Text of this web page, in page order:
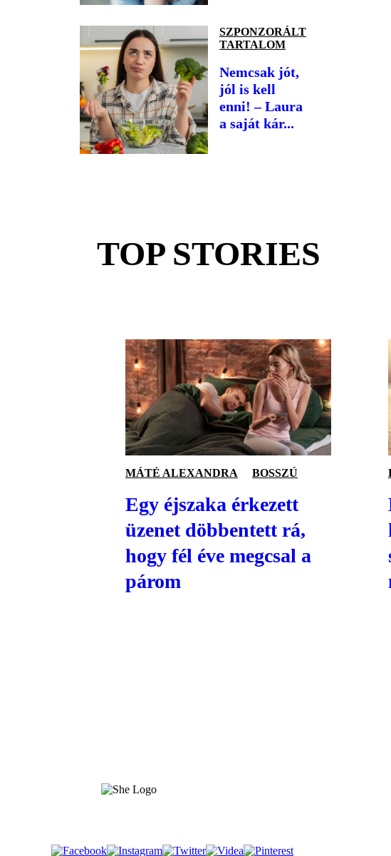
SZPONZORÁLT
TARTALOM
Nemcsak jót,
jól is kell
enni! – Laura
a saját kár...
TOP STORIES
MÁTÉ ALEXANDRA BOSSZÚ
Egy éjszaka érkezett
üzenet döbbentett rá,
hogy fél éve megcsal a
párom